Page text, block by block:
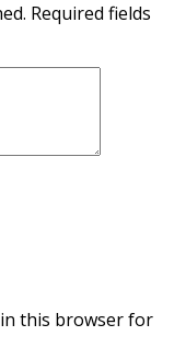
Required fields
in this browser for